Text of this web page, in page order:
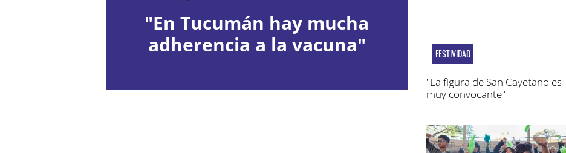
"En Tucumán hay mucha
adherencia a la vacuna"
FESTIVIDAD
"La figura de San Cayetano es
muy convocante"